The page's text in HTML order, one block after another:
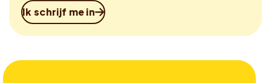
Ik schrijf me in